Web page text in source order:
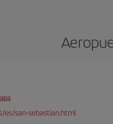
es/san-sebastian.html